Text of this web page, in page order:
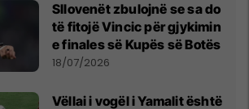
Sllovenët zbulojnë se sa do
të fitojë Vincic për gjykimin
e finales së Kupës së Botës
18/07/2026
Vëllai i vogël i Yamalit është